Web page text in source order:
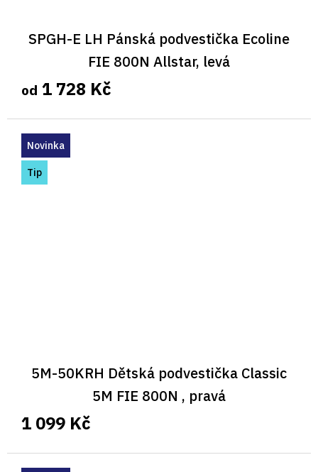
SPGH-E LH Pánská podvestička Ecoline
FIE 800N Allstar, levá
od 1 728 Kč
Novinka
Tip
5M-50KRH Dětská podvestička Classic
5M FIE 800N , pravá
1 099 Kč